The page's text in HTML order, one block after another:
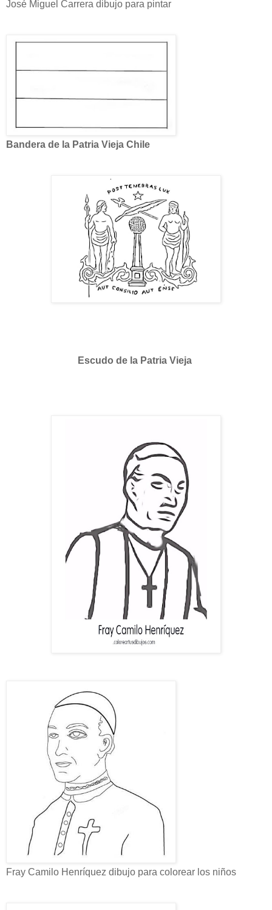
José Miguel Carrera dibujo para pintar
Bandera de la Patria Vieja Chile
Escudo de la Patria Vieja
Fray Camilo Henríquez dibujo para colorear los niños